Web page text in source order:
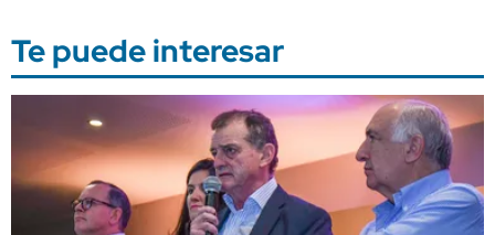
Te puede interesar